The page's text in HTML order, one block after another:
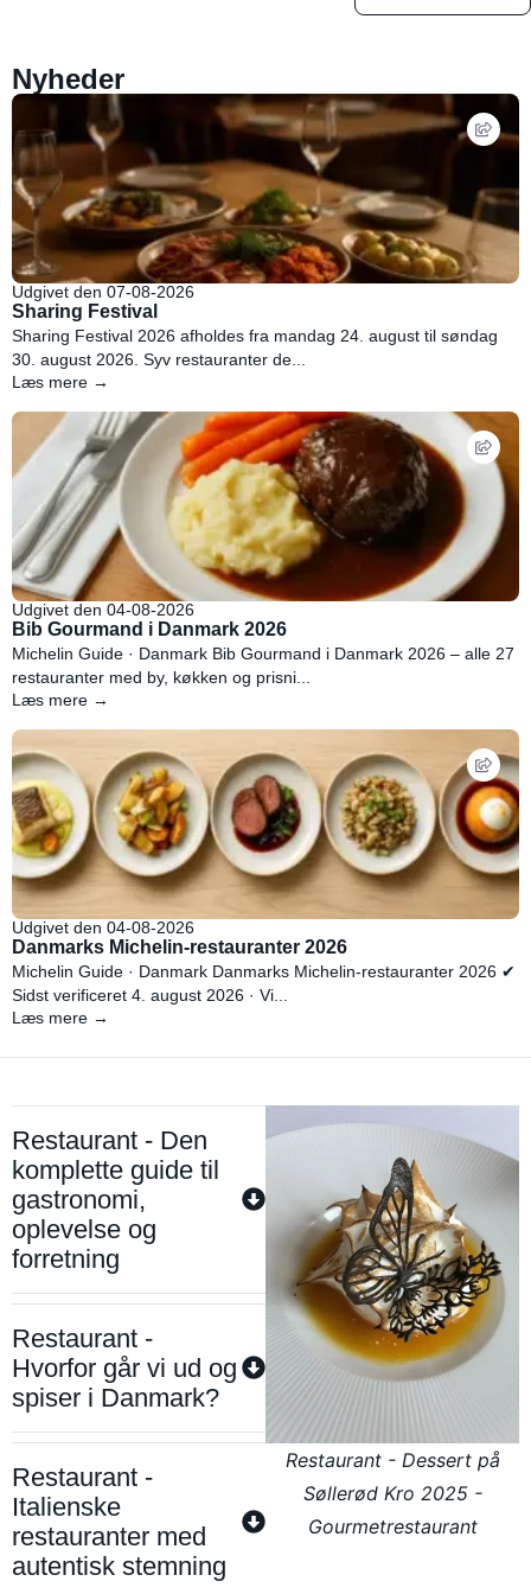
Nyheder
Udgivet den 07-08-2026
Sharing Festival
Sharing Festival 2026 afholdes fra mandag 24. august til søndag
30. august 2026. Syv restauranter de...
Læs mere →
Udgivet den 04-08-2026
Bib Gourmand i Danmark 2026
Michelin Guide · Danmark Bib Gourmand i Danmark 2026 – alle 27
restauranter med by, køkken og prisni...
Læs mere →
Udgivet den 04-08-2026
Danmarks Michelin-restauranter 2026
Michelin Guide · Danmark Danmarks Michelin-restauranter 2026 ✔
Sidst verificeret 4. august 2026 · Vi...
Læs mere →
Restaurant - Den
komplette guide til
gastronomi,
oplevelse og
forretning
Restaurant -
Hvorfor går vi ud og
spiser i Danmark?
Restaurant -
Italienske
restauranter med
autentisk stemning
Restaurant - Dessert på
Søllerød Kro 2025 -
Gourmetrestaurant